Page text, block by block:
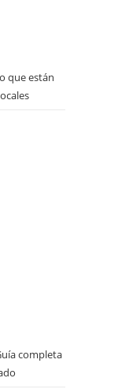
que están
completa